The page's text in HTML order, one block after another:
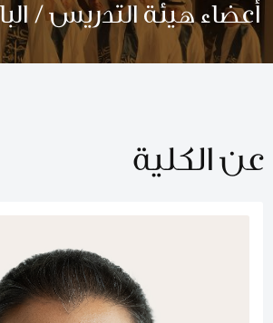
أعضاء هيئة التدريس /
عن الكلية